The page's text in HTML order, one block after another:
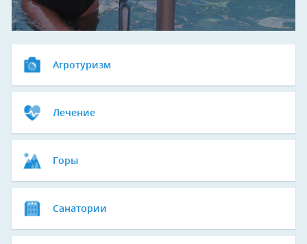
Агротуризм
Лечение
Горы
Санатории